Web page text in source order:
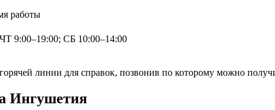
работы
9:00–19:00; СБ 10:00–14:00
линии для справок, позвонив по которому можно
Ингушетия